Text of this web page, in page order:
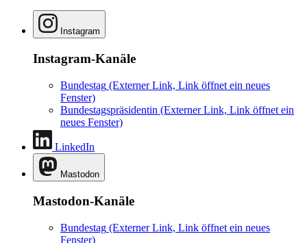
Instagram
Instagram-Kanäle
Bundestag (Externer Link, Link öffnet ein neues
Fenster)
Bundestagspräsidentin (Externer Link, Link öffnet ein
neues Fenster)
LinkedIn
Mastodon
Mastodon-Kanäle
Bundestag (Externer Link, Link öffnet ein neues
Fenster)